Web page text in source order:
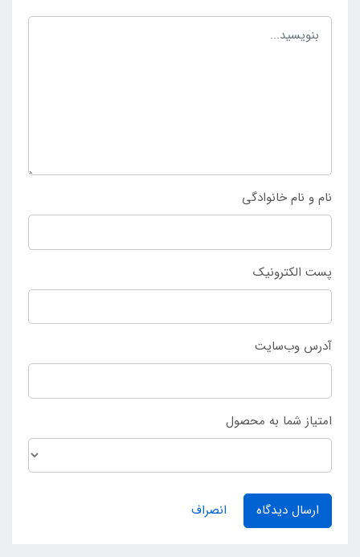
بادی جذابیت زیادی پیدا کرده است. در نتیجه می توان با
اینتکس ایرانایجاد شده است و می توان خرید خود را
نهایی کرد.
نام و نام خانوادگی
پست الکترونیک
آدرس وب‌سایت
امتیاز شما به محصول
ارسال دیدگاه انصراف